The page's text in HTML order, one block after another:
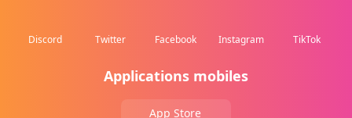
Discord Twitter Facebook Instagram TikTok
Applications mobiles
App Store